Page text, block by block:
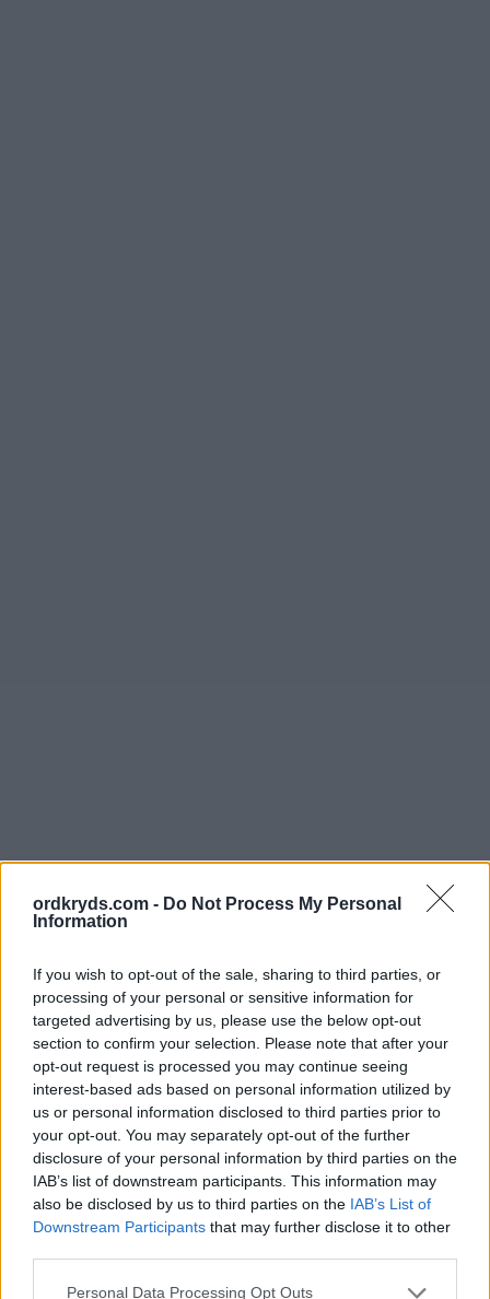
ordkryds.com - Do Not Process My Personal
Information
If you wish to opt-out of the sale, sharing to third parties, or
processing of your personal or sensitive information for
targeted advertising by us, please use the below opt-out
section to confirm your selection. Please note that after your
opt-out request is processed you may continue seeing
interest-based ads based on personal information utilized by
us or personal information disclosed to third parties prior to
your opt-out. You may separately opt-out of the further
disclosure of your personal information by third parties on the
IAB’s list of downstream participants. This information may
also be disclosed by us to third parties on the IAB’s List of
Downstream Participants that may further disclose it to other
Personal Data Processing Opt Outs